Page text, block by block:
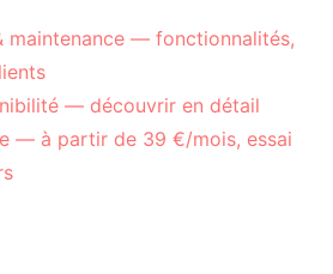
maintenance — fonctionnalités,
— découvrir en détail
— à partir de 39 €/mois, essai